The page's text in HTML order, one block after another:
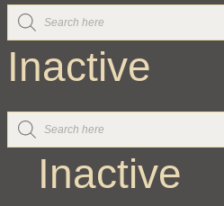
Inactive
Inactive